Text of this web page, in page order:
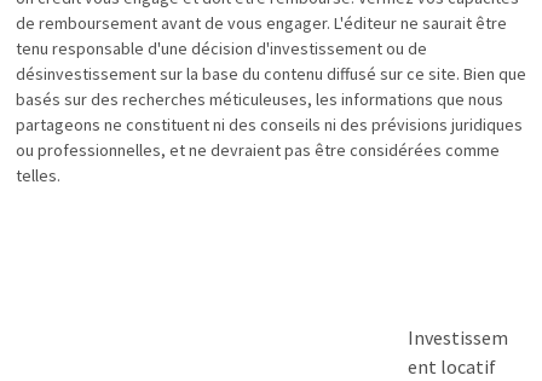
de remboursement avant de vous engager. L'éditeur ne saurait être
tenu responsable d'une décision d'investissement ou de
désinvestissement sur la base du contenu diffusé sur ce site. Bien que
basés sur des recherches méticuleuses, les informations que nous
partageons ne constituent ni des conseils ni des prévisions juridiques
ou professionnelles, et ne devraient pas être considérées comme
telles.
Investissem
ent locatif